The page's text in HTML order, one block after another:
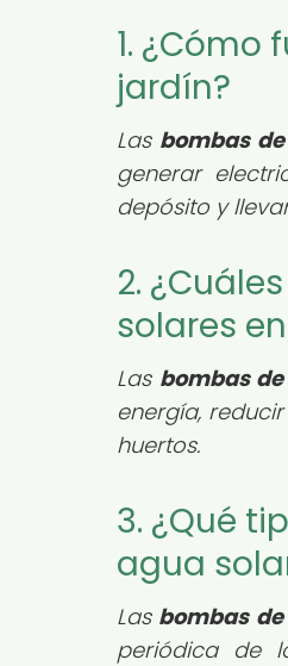
1.
jardín?
Las bombas
generar
depósito y
2.
solares
Las bombas
energía,
huertos.
3. ¿Qué
agua
Las bombas
periódica de